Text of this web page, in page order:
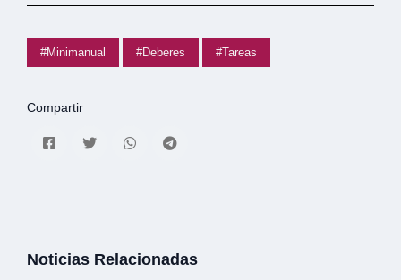
#Minimanual #Deberes #Tareas
Compartir
Noticias Relacionadas